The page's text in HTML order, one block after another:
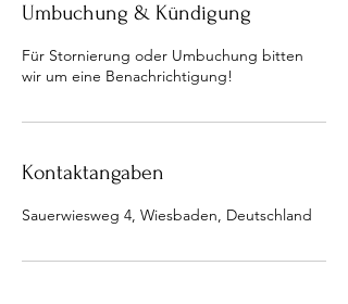
Umbuchung & Kündigung
Für Stornierung oder Umbuchung bitten
wir um eine Benachrichtigung!
Kontaktangaben
Sauerwiesweg 4, Wiesbaden, Deutschland